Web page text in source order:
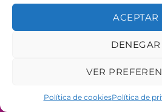
ACEPTAR
DENEGAR
VER
Política de cookiesPolítica de